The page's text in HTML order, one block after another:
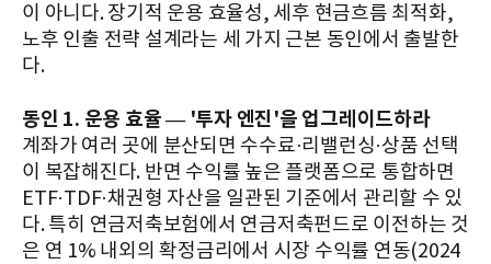
이 아니다. 장기적 운용 효율성, 세후 현금흐름 최적화,
노후 인출 전략 설계라는 세 가지 근본 동인에서 출발한
다.
동인 1. 운용 효율 — '투자 엔진'을 업그레이드하라
계좌가 여러 곳에 분산되면 수수료·리밸런싱·상품 선택
이 복잡해진다. 반면 수익률 높은 플랫폼으로 통합하면
ETF·TDF·채권형 자산을 일관된 기준에서 관리할 수 있
다. 특히 연금저축보험에서 연금저축펀드로 이전하는 것
은 연 1% 내외의 확정금리에서 시장 수익률 연동(2024